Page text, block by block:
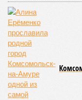
удушающее газовое
людей и животных.
в 1986 году
примеров: более 1700
погибли из-за
близлежащие деревни.
И здесь мы плавно
стихийные бедствия
социальному